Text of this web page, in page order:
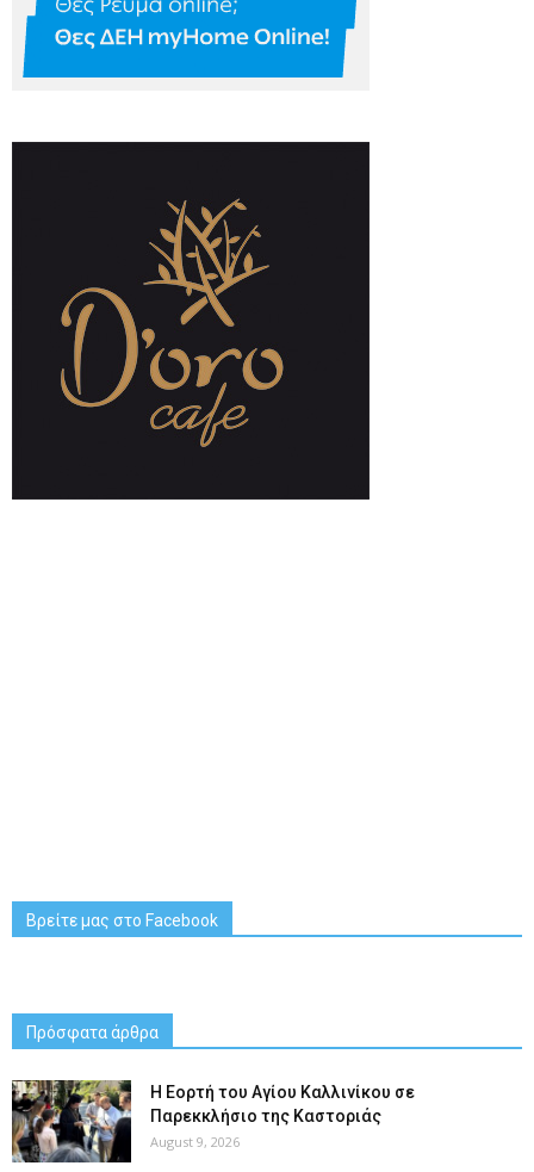
Βρείτε μας στο Facebook
Πρόσφατα άρθρα
H Εορτή του Αγίου Καλλινίκου σε
Παρεκκλήσιο της Καστοριάς
August 9, 2026